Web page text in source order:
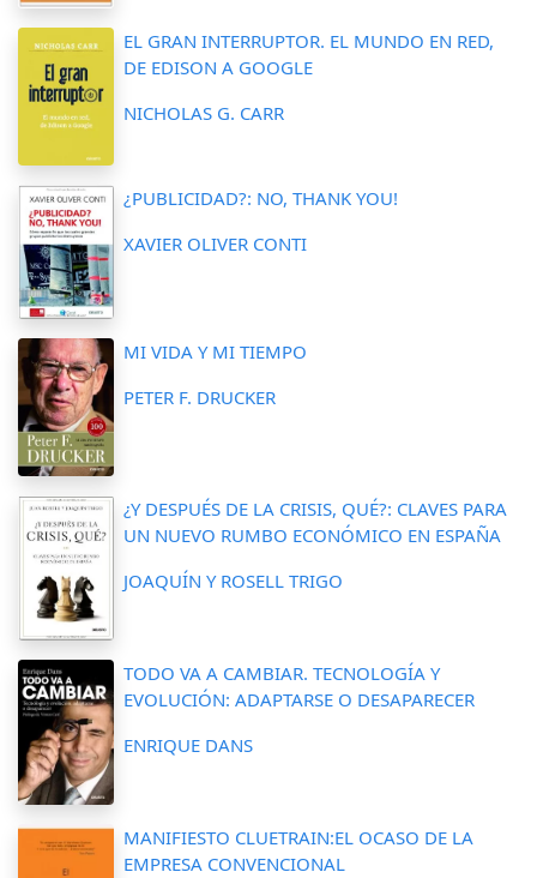
EL GRAN INTERRUPTOR. EL MUNDO EN RED,
DE EDISON A GOOGLE
NICHOLAS G. CARR
¿PUBLICIDAD?: NO, THANK YOU!
XAVIER OLIVER CONTI
MI VIDA Y MI TIEMPO
PETER F. DRUCKER
¿Y DESPUÉS DE LA CRISIS, QUÉ?: CLAVES PARA
UN NUEVO RUMBO ECONÓMICO EN ESPAÑA
JOAQUÍN Y ROSELL TRIGO
TODO VA A CAMBIAR. TECNOLOGÍA Y
EVOLUCIÓN: ADAPTARSE O DESAPARECER
ENRIQUE DANS
MANIFIESTO CLUETRAIN:EL OCASO DE LA
EMPRESA CONVENCIONAL